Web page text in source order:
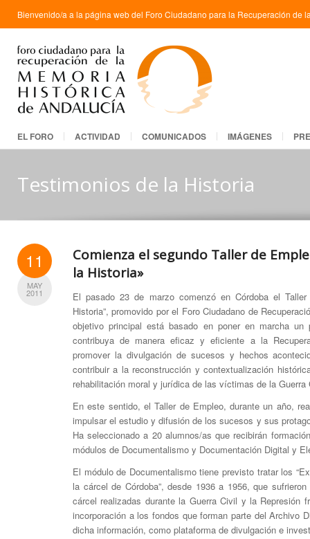
Bienvenido/a a la página web del Foro Ciudadano para la Recuperación de
EL FORO ACTIVIDAD COMUNICADOS IMÁGENES
Testimonios de la Historia
11
MAY
2011
Comienza el segundo Taller de
la Historia»
El pasado 23 de marzo comenzó en Córdoba el
Historia”, promovido por el Foro Ciudadano de
objetivo principal está basado en poner en marcha
contribuya de manera eficaz y eficiente a la
promover la divulgación de sucesos y hechos
contribuir a la reconstrucción y contextualización
rehabilitación moral y jurídica de las víctimas de la
En este sentido, el Taller de Empleo, durante un año,
impulsar el estudio y difusión de los sucesos y sus
Ha seleccionado a 20 alumnos/as que recibirán
módulos de Documentalismo y Documentación Digital y
El módulo de Documentalismo tiene previsto tratar los
la cárcel de Córdoba”, desde 1936 a 1956, que
cárcel realizadas durante la Guerra Civil y la Represión
incorporación a los fondos que forman parte del Archivo
dicha información, como plataforma de divulgación e